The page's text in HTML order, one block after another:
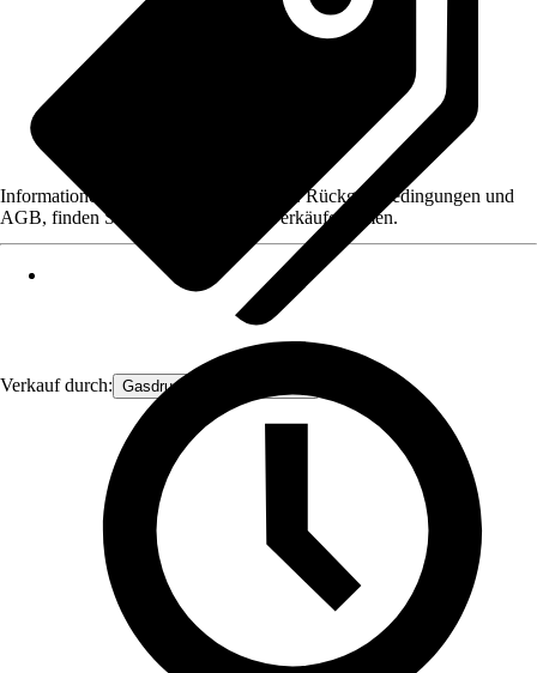
Verkauf durch: Gasdruckfeder Großhandel
Informationen des Verkäufers, wie z. B. Rückgabebedingungen und
AGB, finden Sie bei Klick auf den Verkäufernamen.